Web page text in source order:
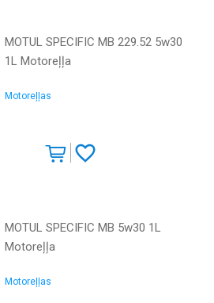
MOTUL SPECIFIC MB 229.52 5w30
1L Motoreļļa
Motoreļļas
MOTUL SPECIFIC MB 5w30 1L
Motoreļļa
Motoreļļas